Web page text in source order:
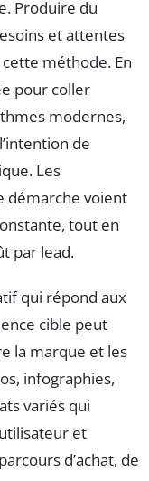
Produire du
et attentes
méthode. En
pour coller
modernes,
de
Les
démarche voient
tout en
par lead.
qui répond aux
cible peut
la marque et les
infographies,
variés qui
et
d’achat, de